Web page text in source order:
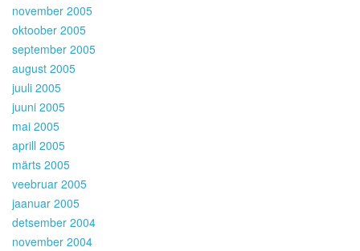
november 2005
oktoober 2005
september 2005
august 2005
juuli 2005
juuni 2005
mai 2005
aprill 2005
märts 2005
veebruar 2005
jaanuar 2005
detsember 2004
november 2004